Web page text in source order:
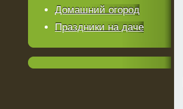
Домашний огород
Праздники на даче